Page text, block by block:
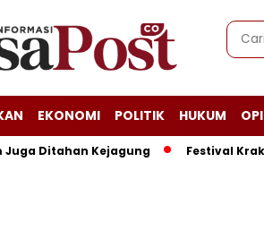
EKONOMI POLITIK HUKUM
Kejagung Festival Krakatau